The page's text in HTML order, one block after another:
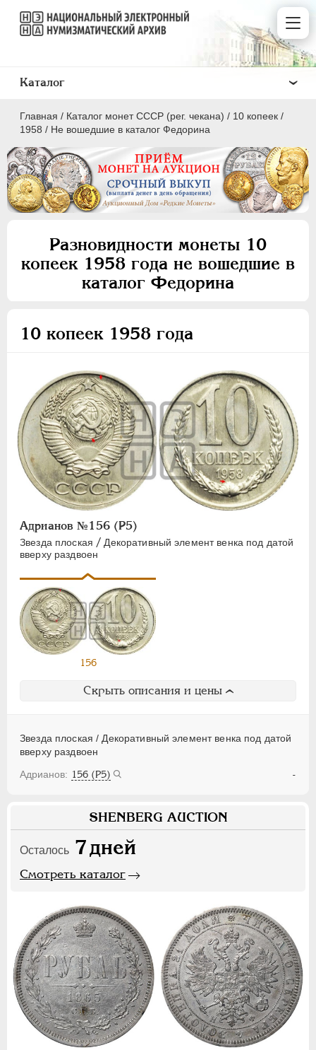
Главная / Каталог монет СССР (рег. чекана) / 10 копеек /
1958 / Не вошедшие в каталог Федорина
Разновидности монеты 10
копеек 1958 года не вошедшие в
каталог Федорина
10 копеек 1958 года
Адрианов №156 (Р5)
Звезда плоская / Декоративный элемент венка под датой
вверху раздвоен
156
Скрыть описания и цены
Звезда плоская / Декоративный элемент венка под датой
вверху раздвоен
156 (Р5)
-
SHENBERG AUCTION
Осталось 7дней
Смотреть каталог
Каталог
ПОЛКОПЕЙКИ
2 КОПЕЙКИ
3 КОПЕЙКИ
15 КОПЕЕК
20 КОПЕЕК
ПОЛТИННИК
1 РУБЛЬ
2 РУБЛЯ
3 РУБЛЯ
5 РУБЛЕЙ
10 РУБЛЕЙ
ЧЕРВОНЕЦ